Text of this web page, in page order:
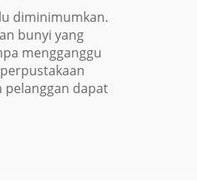
diminimumkan.
bunyi yang
mengganggu
pelanggan dapat